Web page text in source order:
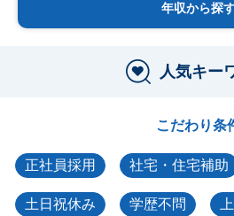
年収から探
人気キー
こだわり条
正社員採用 社宅・住宅補助
土日祝休み 学歴不問